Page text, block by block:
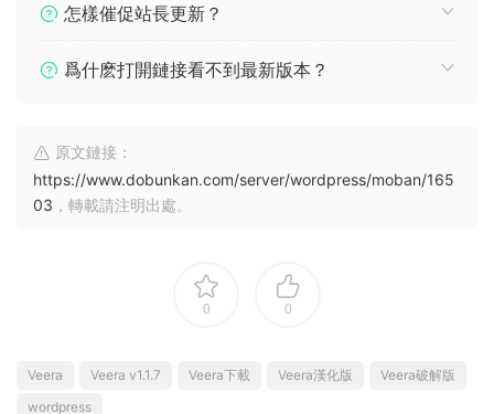
怎樣催促站長更新？
爲什麽打開鏈接看不到最新版本？
原文鏈接：
https://www.dobunkan.com/server/wordpress/moban/165
03 ，轉載請注明出處。
0 0
Veera Veera v1.1.7 Veera下載 Veera漢化版
Veera破解版
wordpress